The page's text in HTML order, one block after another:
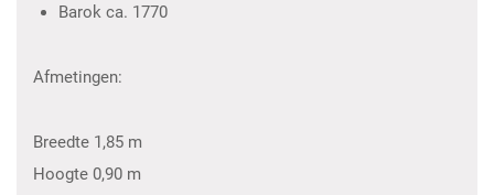
Barok ca. 1770
Afmetingen:
Breedte 1,85 m
Hoogte 0,90 m